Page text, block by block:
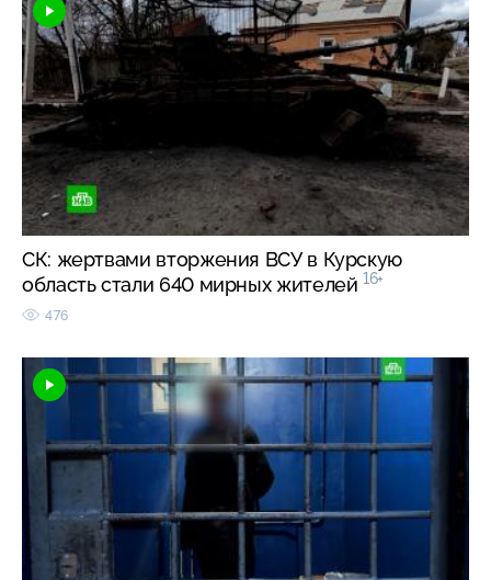
СК: жертвами вторжения ВСУ в Курскую
область стали 640 мирных жителей 16+
476